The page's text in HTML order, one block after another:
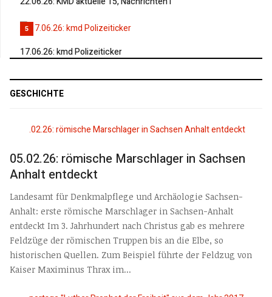
5
17.06.26: kmd Polizeiticker
GESCHICHTE
05.02.26: römische Marschlager in Sachsen
Anhalt entdeckt
Landesamt für Denkmalpflege und Archäologie Sachsen-
Anhalt: erste römische Marschlager in Sachsen-Anhalt
entdeckt Im 3. Jahrhundert nach Christus gab es mehrere
Feldzüge der römischen Truppen bis an die Elbe, so
historischen Quellen. Zum Beispiel führte der Feldzug von
Kaiser Maximinus Thrax im...